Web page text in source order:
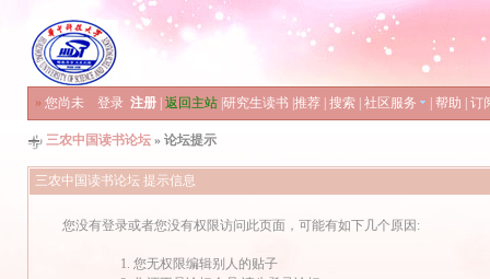
» 您尚未 登录 注册 返回主站 研究生读书 推荐 搜索 社区服务 帮助 订
三农中国读书论坛 » 论坛提示
三农中国读书论坛 提示信息
您没有登录或者您没有权限访问此页面，可能有如下几个原因:
您无权限编辑别人的贴子